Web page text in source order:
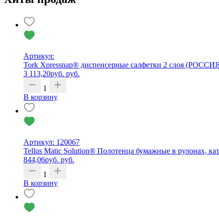
Артикул:
Tork Xpressnap® диспенсерные салфетки 2 слоя
3 113,20руб. руб.
1
В корзину
Артикул: 120067
Tellus Matic Solution® Полотенца бумажные в рулонах,
844,06руб. руб.
1
В корзину